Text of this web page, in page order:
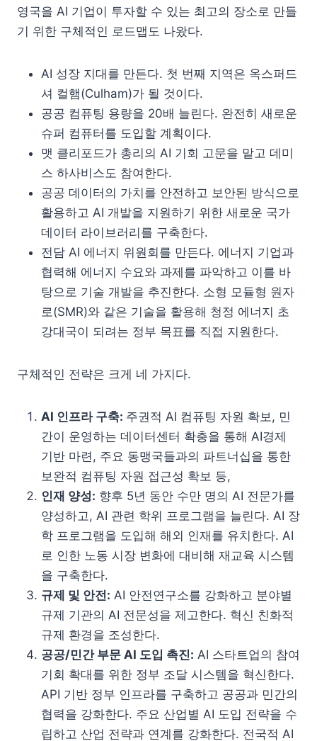
영국을 AI 기업이 투자할 수 있는 최고의 장소로 만들
기 위한 구체적인 로드맵도 나왔다.
AI 성장 지대를 만든다. 첫 번째 지역은 옥스퍼드
셔 컬햄(Culham)가 될 것이다.
공공 컴퓨팅 용량을 20배 늘린다. 완전히 새로운
슈퍼 컴퓨터를 도입할 계획이다.
맷 클리포드가 총리의 AI 기회 고문을 맡고 데미
스 하사비스도 참여한다.
공공 데이터의 가치를 안전하고 보안된 방식으로
활용하고 AI 개발을 지원하기 위한 새로운 국가
데이터 라이브러리를 구축한다.
전담 AI 에너지 위원회를 만든다. 에너지 기업과
협력해 에너지 수요와 과제를 파악하고 이를 바
탕으로 기술 개발을 추진한다. 소형 모듈형 원자
로(SMR)와 같은 기술을 활용해 청정 에너지 초
강대국이 되려는 정부 목표를 직접 지원한다.
구체적인 전략은 크게 네 가지다.
AI 인프라 구축: 주권적 AI 컴퓨팅 자원 확보, 민
간이 운영하는 데이터센터 확충을 통해 AI경제
기반 마련, 주요 동맹국들과의 파트너십을 통한
보완적 컴퓨팅 자원 접근성 확보 등,
인재 양성: 향후 5년 동안 수만 명의 AI 전문가를
양성하고, AI 관련 학위 프로그램을 늘린다. AI 장
학 프로그램을 도입해 해외 인재를 유치한다. AI
로 인한 노동 시장 변화에 대비해 재교육 시스템
을 구축한다.
규제 및 안전: AI 안전연구소를 강화하고 분야별
규제 기관의 AI 전문성을 제고한다. 혁신 친화적
규제 환경을 조성한다.
공공/민간 부문 AI 도입 촉진: AI 스타트업의 참여
기회 확대를 위한 정부 조달 시스템을 혁신한다.
API 기반 정부 인프라를 구축하고 공공과 민간의
협력을 강화한다. 주요 산업별 AI 도입 전략을 수
립하고 산업 전략과 연계를 강화한다. 전국적 AI